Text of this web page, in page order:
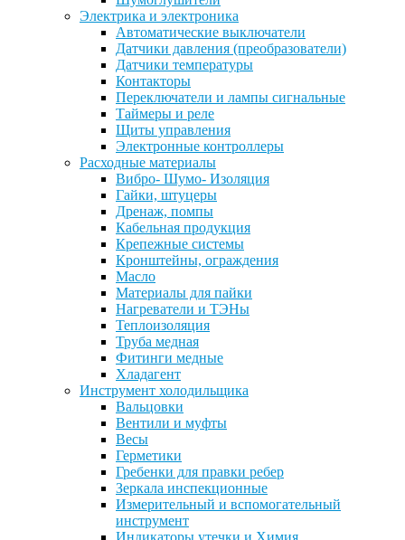
Электрика и электроника
Автоматические выключатели
Датчики давления (преобразователи)
Датчики температуры
Контакторы
Переключатели и лампы сигнальные
Таймеры и реле
Щиты управления
Электронные контроллеры
Расходные материалы
Вибро- Шумо- Изоляция
Гайки, штуцеры
Дренаж, помпы
Кабельная продукция
Крепежные системы
Кронштейны, ограждения
Масло
Материалы для пайки
Нагреватели и ТЭНы
Теплоизоляция
Труба медная
Фитинги медные
Хладагент
Инструмент холодильщика
Вальцовки
Вентили и муфты
Весы
Герметики
Гребенки для правки ребер
Зеркала инспекционные
Измерительный и вспомогательный
инструмент
Индикаторы утечки и Химия